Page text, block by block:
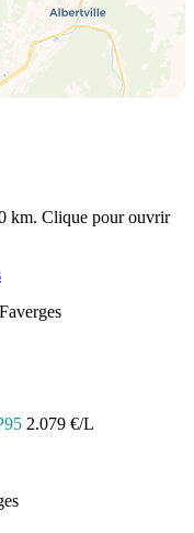
km. Clique pour ouvrir
2.079 €/L